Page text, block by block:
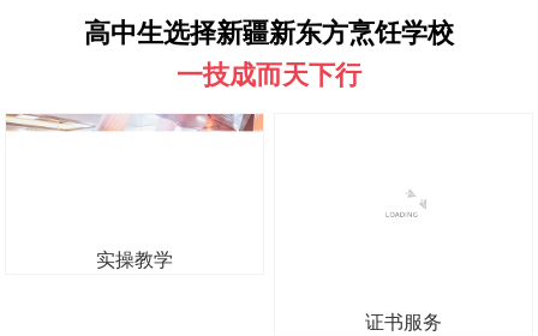
高中生选择新疆新东方烹饪学校
一技成而天下行
实操教学
证书服务